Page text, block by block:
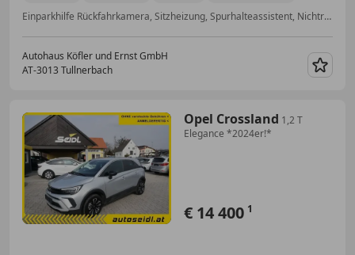
Einparkhilfe Rückfahrkamera, Sitzheizung, Spurhalteassistent, Nichtraucherfahrzeug, Alufelgen, Elektrische Fensterheber, Beheizbares Lenkrad, Fernlichtassistent
Autohaus Köfler und Ernst GmbH
AT-3013 Tullnerbach
Opel Crossland 1,2 T
Elegance *2024er!*
€ 14 400 1